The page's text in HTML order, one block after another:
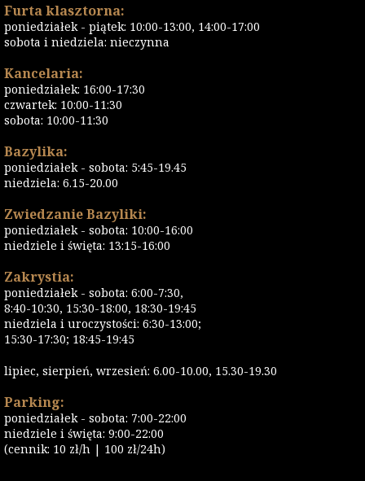
Furta klasztorna:
poniedziałek - piątek: 10:00-13:00, 14:00-17:00
sobota i niedziela: nieczynna
Kancelaria:
poniedziałek: 16:00-17:30
czwartek: 10:00-11:30
sobota: 10:00-11:30
Bazylika:
poniedziałek - sobota: 5:45-19.45
niedziela: 6.15-20.00
Zwiedzanie Bazyliki:
poniedziałek - sobota: 10:00-16:00
niedziele i święta: 13:15-16:00
Zakrystia:
poniedziałek - sobota: 6:00-7:30,
8:40-10:30, 15:30-18:00, 18:30-19:45
niedziela i uroczystości: 6:30-13:00;
15:30-17:30; 18:45-19:45
lipiec, sierpień, wrzesień: 6.00-10.00, 15.30-19.30
Parking:
poniedziałek - sobota: 7:00-22:00
niedziele i święta: 9:00-22:00
(cennik: 10 zł/h | 100 zł/24h)